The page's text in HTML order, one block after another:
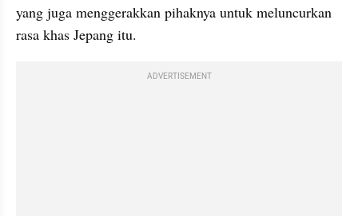
yang juga menggerakkan pihaknya untuk meluncurkan
rasa khas Jepang itu.
ADVERTISEMENT